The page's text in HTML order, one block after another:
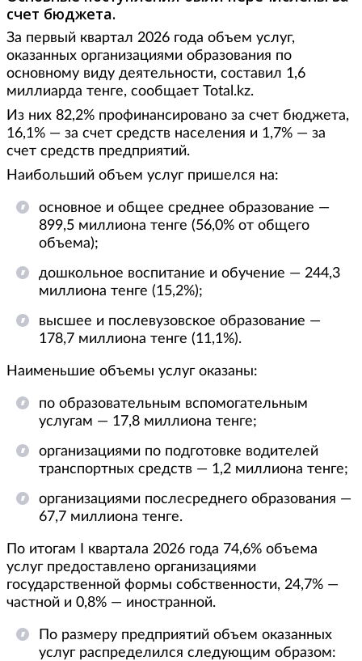
счет бюджета.
За первый квартал 2026 года объем услуг,
оказанных организациями образования по
основному виду деятельности, составил 1,6
миллиарда тенге, сообщает Total.kz.
Из них 82,2% профинансировано за счет бюджета,
16,1% — за счет средств населения и 1,7% — за
счет средств предприятий.
Наибольший объем услуг пришелся на:
основное и общее среднее образование —
899,5 миллиона тенге (56,0% от общего
объема);
дошкольное воспитание и обучение — 244,3
миллиона тенге (15,2%);
высшее и послевузовское образование —
178,7 миллиона тенге (11,1%).
Наименьшие объемы услуг оказаны:
по образовательным вспомогательным
услугам — 17,8 миллиона тенге;
организациями по подготовке водителей
транспортных средств — 1,2 миллиона тенге;
организациями послесреднего образования —
67,7 миллиона тенге.
По итогам I квартала 2026 года 74,6% объема
услуг предоставлено организациями
государственной формы собственности, 24,7% —
частной и 0,8% — иностранной.
По размеру предприятий объем оказанных
услуг распределился следующим образом: